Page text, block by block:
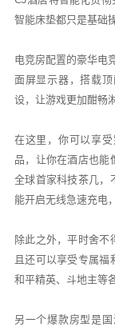
智能床垫都只是基础
电竞房配置的豪华电
面屏显示器，搭载
设，让游戏更加酣畅
在这里，你可以享
品，让你在酒店也能
全球首家科技茶几，
能开启无线急速充电
除此之外，平时舍
且还可以享受专属福
和平精英、斗地主等
另一个爆款房型是